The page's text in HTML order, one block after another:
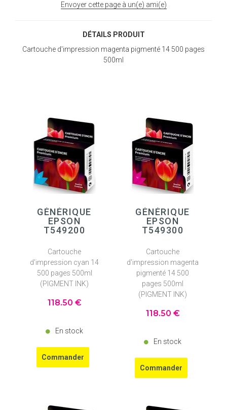
Envoyer cette page à un(e) ami(e)
DÉTAILS PRODUIT
Cartouche d'impression magenta pigmenté 14 500 pages
500ml
GÉNÉRIQUE
EPSON
T549200
Cartouche
d'impression cyan 14
500 pages 500ml
(PIGMENT INK)
118.50 €
En stock
GÉNÉRIQUE
EPSON
T549300
Cartouche
d'impression magenta
pigmenté 14 500
pages 500ml
(PIGMENT INK)
118.50 €
En stock